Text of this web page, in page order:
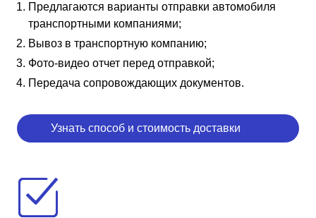
Предлагаются варианты отправки автомобиля
транспортными компаниями;
Вывоз в транспортную компанию;
Фото-видео отчет перед отправкой;
Передача сопровождающих документов.
Узнать способ и стоимость доставки